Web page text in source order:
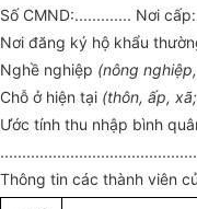
Số CMND:............. Nơi
Nơi đăng ký hộ khẩu
Nghề nghiệp (nông
Chỗ ở hiện tại (thôn, ấp,
Ước tính thu nhập bình
Thông tin các thành viên